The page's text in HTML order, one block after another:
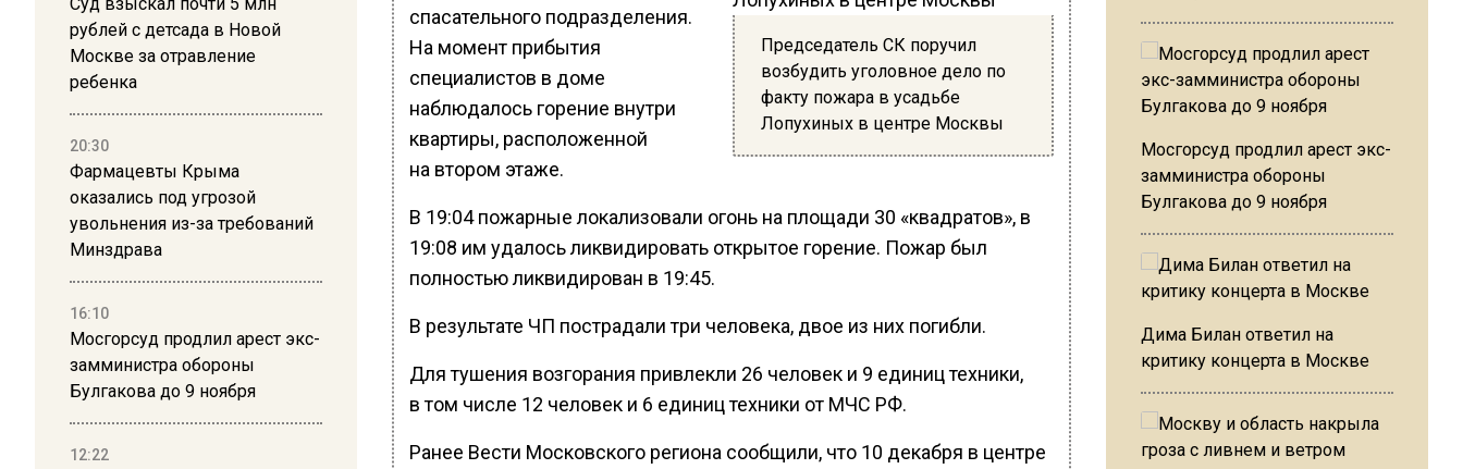
рублей с детсада в Новой
Москве за отравление
ребенка
20:30
Фармацевты Крыма
оказались под угрозой
увольнения из-за требований
Минздрава
16:10
Мосгорсуд продлил арест экс-
замминистра обороны
Булгакова до 9 ноября
12:22
Председатель СК поручил
возбудить уголовное дело по
факту пожара в усадьбе
Лопухиных в центре Москвы
спасательного подразделения.
На момент прибытия
специалистов в доме
наблюдалось горение внутри
квартиры, расположенной
на втором этаже.
В 19:04 пожарные локализовали огонь на площади 30 «квадратов», в
19:08 им удалось ликвидировать открытое горение. Пожар был
полностью ликвидирован в 19:45.
В результате ЧП пострадали три человека, двое из них погибли.
Для тушения возгорания привлекли 26 человек и 9 единиц техники,
в том числе 12 человек и 6 единиц техники от МЧС РФ.
Ранее Вести Московского региона сообщили, что 10 декабря в центре
Мосгорсуд продлил арест экс-
замминистра обороны
Булгакова до 9 ноября
Дима Билан ответил на
критику концерта в Москве